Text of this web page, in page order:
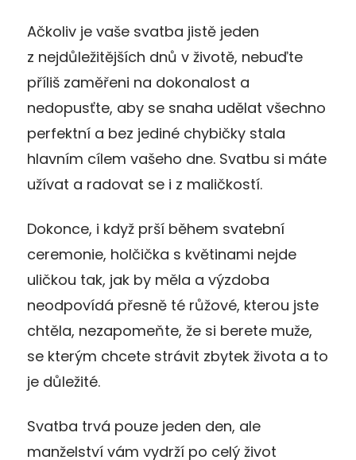
Ačkoliv je vaše svatba jistě jeden
z nejdůležitějších dnů v životě, nebuďte
příliš zaměřeni na dokonalost a
nedopusťte, aby se snaha udělat všechno
perfektní a bez jediné chybičky stala
hlavním cílem vašeho dne. Svatbu si máte
užívat a radovat se i z maličkostí.
Dokonce, i když prší během svatební
ceremonie, holčička s květinami nejde
uličkou tak, jak by měla a výzdoba
neodpovídá přesně té růžové, kterou jste
chtěla, nezapomeňte, že si berete muže,
se kterým chcete strávit zbytek života a to
je důležité.
Svatba trvá pouze jeden den, ale
manželství vám vydrží po celý život